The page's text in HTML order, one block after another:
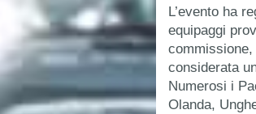
L’evento ha
equipaggi
commissione,
considerata
Numerosi i
Olanda,